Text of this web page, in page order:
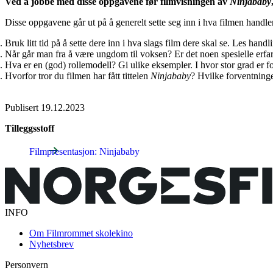
Disse oppgavene går ut på å generelt sette seg inn i hva filmen
Bruk litt tid på å sette dere inn i hva slags film dere skal se. Les
Når går man fra å være ungdom til voksen? Er det noen spesielle
Hva er en (god) rollemodell? Gi ulike eksempler. I hvor stor grad er
Hvorfor tror du filmen har fått tittelen Ninjababy? Hvilke
Publisert 19.12.2023
Tilleggsstoff
Filmpresentasjon: Ninjababy
INFO
Om Filmrommet skolekino
Nyhetsbrev
Personvern